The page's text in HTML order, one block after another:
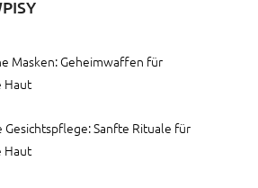
Masken: Geheimwaffen für
Haut
Gesichtspflege: Sanfte Rituale für
Haut